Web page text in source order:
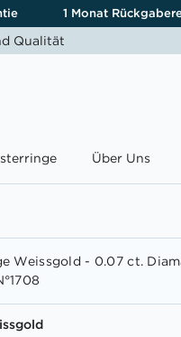
1 Monat
Qualität
Über Uns
Weissgold - 0.07 ct.